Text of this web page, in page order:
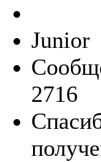
Junior
2716